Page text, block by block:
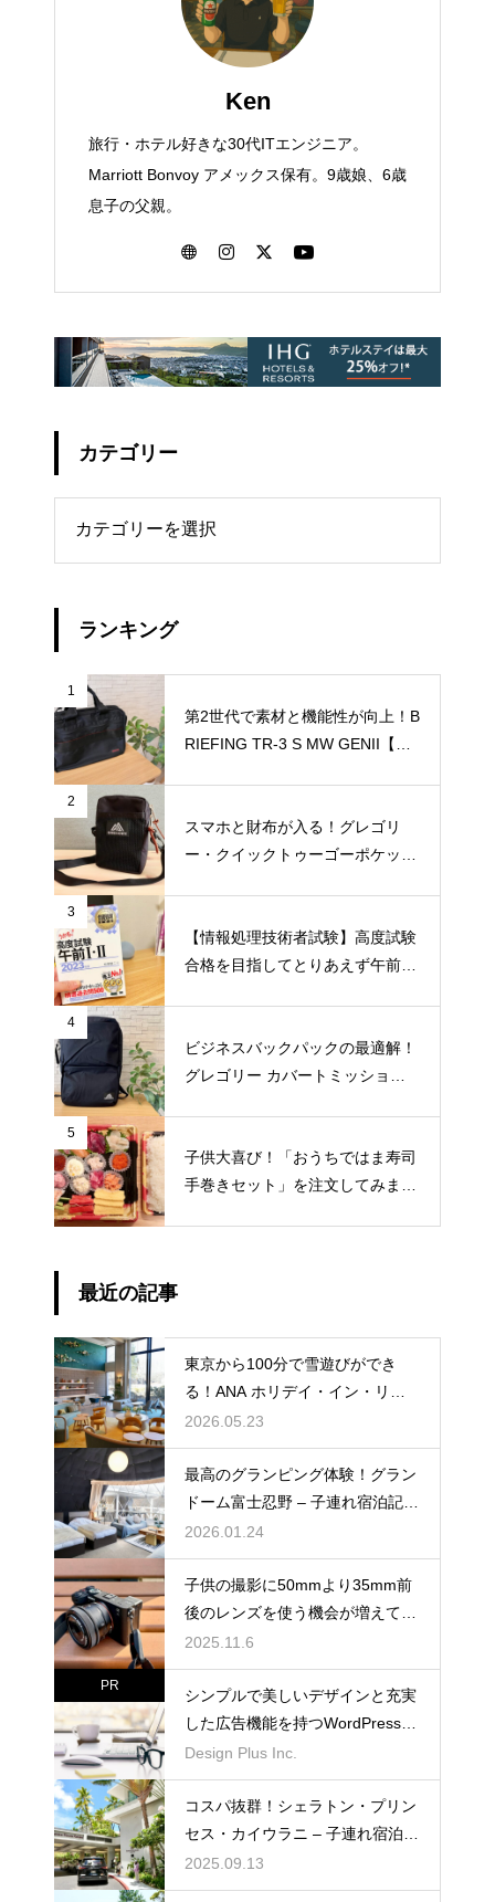
Ken
旅行・ホテル好きな30代ITエンジニア。
Marriott Bonvoy アメックス保有。9歳娘、6歳
息子の父親。
カテゴリー
ランキング
1
第2世代で素材と機能性が向上！B
RIEFING TR-3 S MW GENII【レ
2
スマホと財布が入る！グレゴリ
ー・クイックトゥーゴーポケット
3
【情報処理技術者試験】高度試験
合格を目指してとりあえず午前Ⅰ
4
ビジネスバックパックの最適解！
グレゴリー カバートミッション
5
子供大喜び！「おうちではま寿司
手巻きセット」を注文してみまし
最近の記事
東京から100分で雪遊びができ
る！ANA ホリデイ・イン・リゾ
ート軽井沢 – 子連れ宿泊記（202
6年2月）
2026.05.23
最高のグランピング体験！グラン
ドーム富士忍野 – 子連れ宿泊記
（2025年11月）
2026.01.24
子供の撮影に50mmより35mm前
後のレンズを使う機会が増えてき
た
2025.11.6
PR
シンプルで美しいデザインと充実
した広告機能を持つWordPressテ
ーマ「muum」
Design Plus Inc.
コスパ抜群！シェラトン・プリン
セス・カイウラニ – 子連れ宿泊記
（2025年7月）
2025.09.13